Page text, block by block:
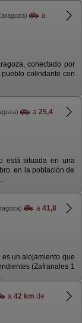
a
conectado por
colindante con
a 25,4
está situada en una
en la población de
a 41,8
un alojamiento que
(Zafranales 1
a 42 km de